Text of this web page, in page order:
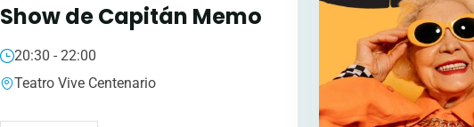
Show de Capitán Memo
20:30 - 22:00
Teatro Vive Centenario